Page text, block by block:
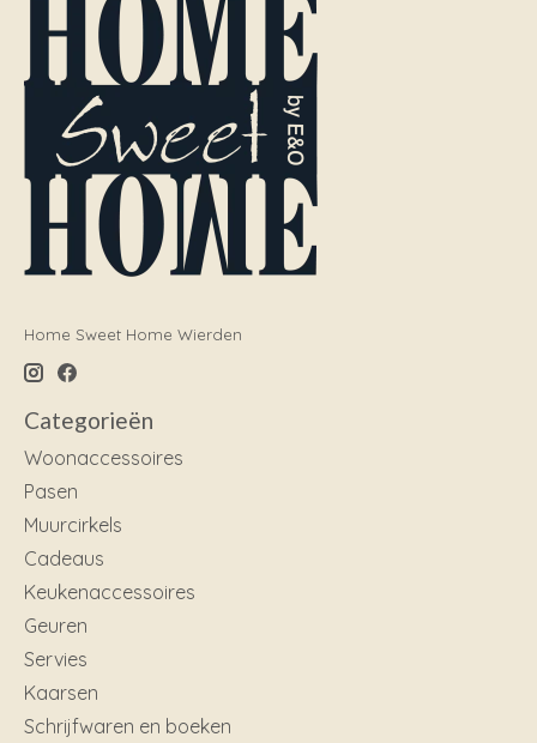
Home Sweet Home Wierden
Categorieën
Woonaccessoires
Pasen
Muurcirkels
Cadeaus
Keukenaccessoires
Geuren
Servies
Kaarsen
Schrijfwaren en boeken